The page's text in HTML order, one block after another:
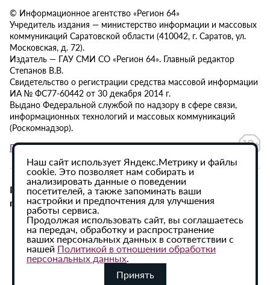
© Информационное агентство «Регион 64»
Учредитель издания — министерство информации и массовых
коммуникаций Саратовской области (410042, г. Саратов, ул.
Московская, д. 72).
Издатель — ГАУ СМИ СО «Регион 64». Главный редактор
Степанов В.В.
Свидетельство о регистрации средства массовой информации
ИА № ФС77-60442 от 30 декабря 2014 г.
Выдано Федеральной службой по надзору в сфере связи,
информационных технологий и массовых коммуникаций
(Роскомнадзор).
Политика в отношении обработки персональных данных
При использовании материалов сайта активная
гиперссылка на ИА «Регион 64» обязательна.
Наш сайт использует Яндекс.Метрику и файлы
cookie. Это позволяет нам собирать и
анализировать данные о поведении
посетителей, а также запоминать ваши
настройки и предпочтения для улучшения
работы сервиса.
Продолжая использовать сайт, вы соглашаетесь
на передач, обработку и распространение
ваших персональных данных в соответствии с
нашей Политикой в отношении обработки
персональных данных.
Принять